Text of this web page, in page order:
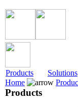
Products Solutions
Home
Products